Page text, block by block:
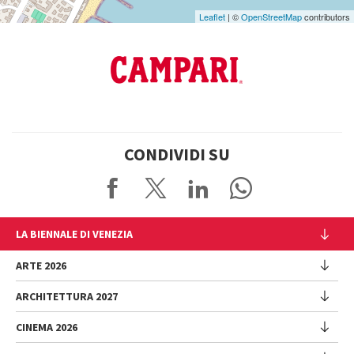
Leaflet | ©OpenStreetMapcontributors
CONDIVIDI SU
LA BIENNALE DI VENEZIA
L'Istituzione
Cariche istituzionali
Storia
Luoghi
Sponsorship
ARTE 2026
Esposizione
Intervento di Pietrangelo Buttafuoco
ARCHITETTURA 2027
Mostra
CINEMA 2026